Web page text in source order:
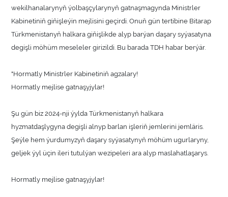
wekilhanalarynyň ýolbaşçylarynyň gatnaşmagynda Ministrler
Kabinetiniň giňişleýin mejlisini geçirdi. Onuň gün tertibine Bitarap
Türkmenistanyň halkara giňişlikde alyp barýan daşary syýasatyna
degişli möhüm meseleler girizildi. Bu barada TDH habar berýär.
"Hormatly Ministrler Kabinetiniň agzalary!
Hormatly mejlise gatnaşyjylar!
Şu gün biz 2024-nji ýylda Türkmenistanyň halkara
hyzmatdaşlygyna degişli alnyp barlan işleriň jemlerini jemläris.
Şeýle hem ýurdumyzyň daşary syýasatynyň möhüm ugurlaryny,
geljek ýyl üçin ileri tutulýan wezipeleri ara alyp maslahatlaşarys.
Hormatly mejlise gatnaşyjylar!